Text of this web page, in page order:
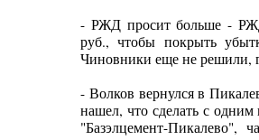
- РЖД просит больше -
руб., чтобы покрыть
Чиновники еще не решили,
- Волков вернулся в
нашел, что сделать с
"Базэлцемент-Пикалево",